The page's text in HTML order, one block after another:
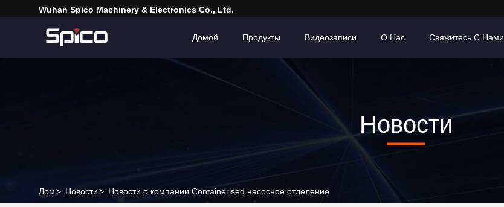
Wuhan Spico Machinery & Electronics Co., Ltd.
Домой Продукты Видеозаписи О Нас Свяжитесь С Нами
Новости
Дом> Новости> Новости о компании Containerised насосное отделение